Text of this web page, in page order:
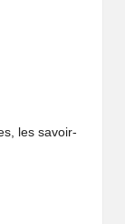
les savoir-